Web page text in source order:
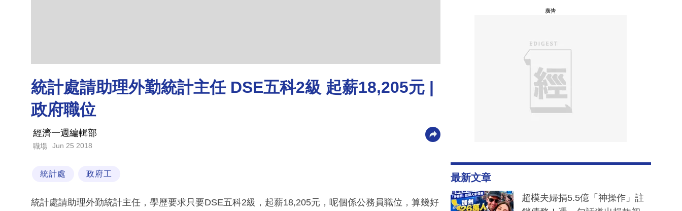
統計處請助理外勤統計主任 DSE五科2級 起薪18,205元 |
政府職位
經濟一週編輯部
職場 Jun 25 2018
統計處 政府工
統計處請助理外勤統計主任，學歷要求只要DSE五科2級，起薪18,205元，呢個係公務員職位，算幾好
廣告
最新文章
超模夫婦捐5.5億「神操作」註